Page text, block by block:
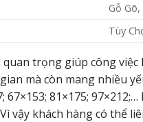
Gỗ
Tùy
trọng giúp công
mà còn mang nhiều
67×153; 81×175;
vậy khách hàng có thể